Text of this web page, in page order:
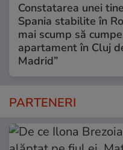
Constatarea unei
Spania stabilite în
mai scump să
apartament în Cluj
Madrid”
PARTENERI